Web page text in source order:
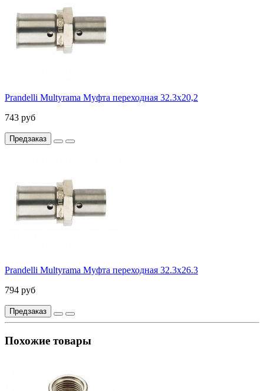
Prandelli Multyrama Муфта переходная 32.3х20,2
743 руб
Предзаказ
Prandelli Multyrama Муфта переходная 32.3х26.3
794 руб
Предзаказ
Похожие товары